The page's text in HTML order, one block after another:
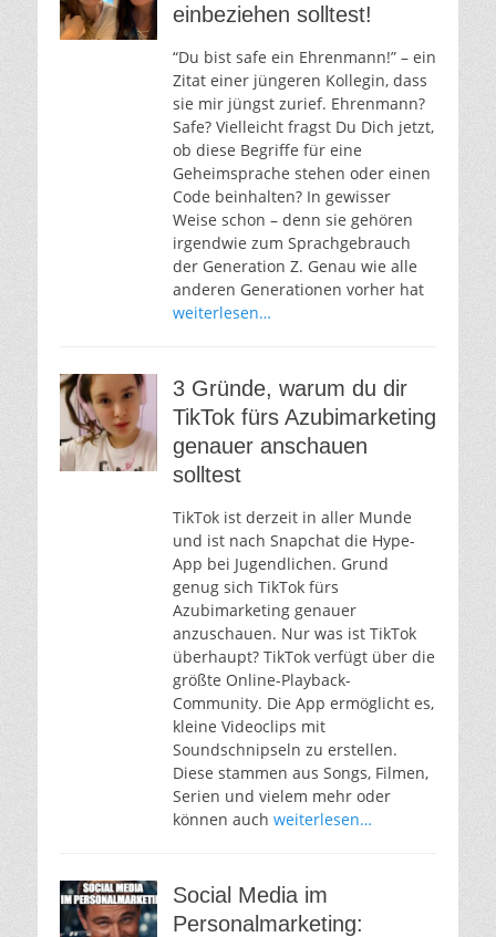
einbeziehen solltest!
“Du bist safe ein Ehrenmann!” – ein
Zitat einer jüngeren Kollegin, dass
sie mir jüngst zurief. Ehrenmann?
Safe? Vielleicht fragst Du Dich jetzt,
ob diese Begriffe für eine
Geheimsprache stehen oder einen
Code beinhalten? In gewisser
Weise schon – denn sie gehören
irgendwie zum Sprachgebrauch
der Generation Z. Genau wie alle
anderen Generationen vorher hat
weiterlesen…
3 Gründe, warum du dir
TikTok fürs Azubimarketing
genauer anschauen
solltest
TikTok ist derzeit in aller Munde
und ist nach Snapchat die Hype-
App bei Jugendlichen. Grund
genug sich TikTok fürs
Azubimarketing genauer
anzuschauen. Nur was ist TikTok
überhaupt? TikTok verfügt über die
größte Online-Playback-
Community. Die App ermöglicht es,
kleine Videoclips mit
Soundschnipseln zu erstellen.
Diese stammen aus Songs, Filmen,
Serien und vielem mehr oder
können auch weiterlesen…
Social Media im
Personalmarketing: